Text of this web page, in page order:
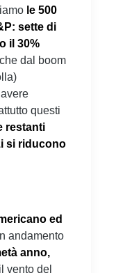
le 500
sette di
il 30%
dal boom
questi
restanti
si riducono
ed
andamento
anno,
vento del